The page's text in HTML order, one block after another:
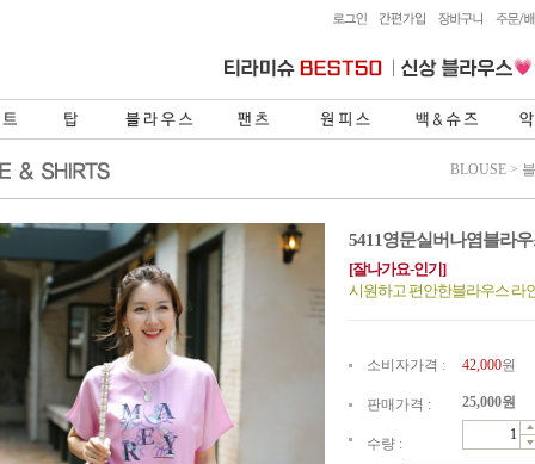
BLOUSE >
5411영문실버나염블라
[잘나가요-인기]
시원하고 편안한블라우스 라
소비자가격 : 42,000원
판매가격 : 25,000원
수량 :